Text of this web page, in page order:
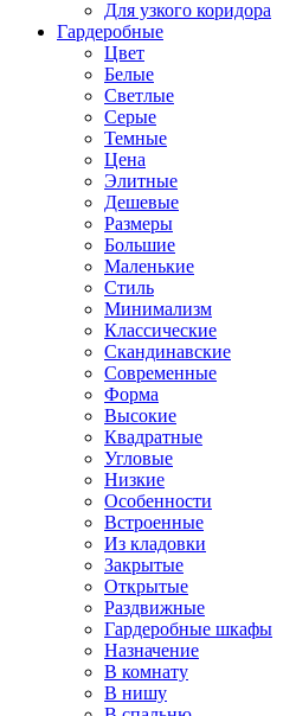
Для узкого коридора
Гардеробные
Цвет
Белые
Светлые
Серые
Темные
Цена
Элитные
Дешевые
Размеры
Большие
Маленькие
Стиль
Минимализм
Классические
Скандинавские
Современные
Форма
Высокие
Квадратные
Угловые
Низкие
Особенности
Встроенные
Из кладовки
Закрытые
Открытые
Раздвижные
Гардеробные шкафы
Назначение
В комнату
В нишу